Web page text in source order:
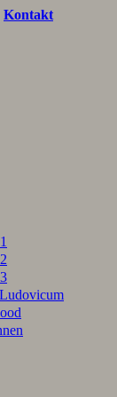
Kontakt